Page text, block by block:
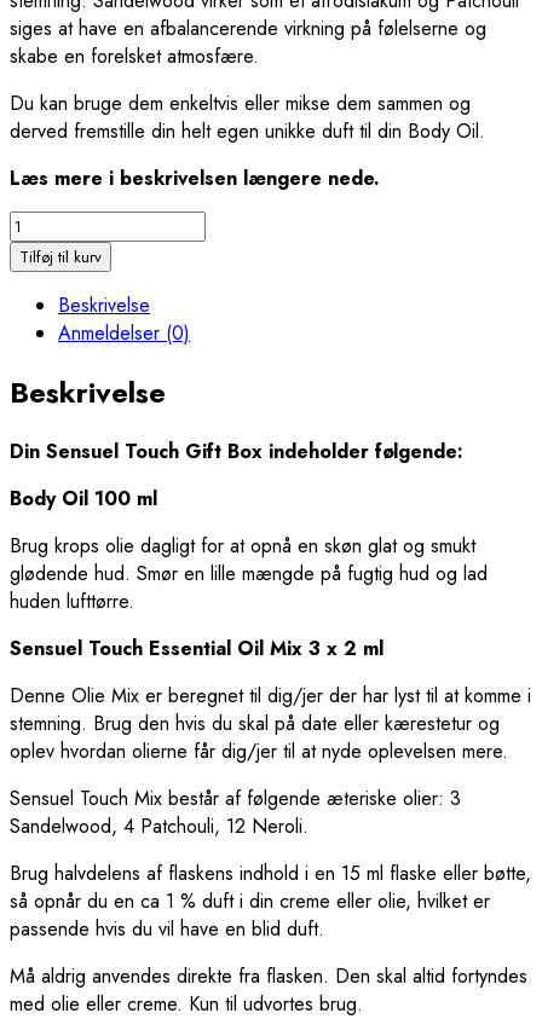
siges at have en afbalancerende virkning på følelserne og
skabe en forelsket atmosfære.
Du kan bruge dem enkeltvis eller mikse dem sammen og
derved fremstille din helt egen unikke duft til din Body Oil.
Læs mere i beskrivelsen længere nede.
Sensuel
Touch
Gift
Box
antal
Tilføj til kurv
Beskrivelse
Anmeldelser (0)
Beskrivelse
Din Sensuel Touch Gift Box indeholder følgende:
Body Oil 100 ml
Brug krops olie dagligt for at opnå en skøn glat og smukt
glødende hud. Smør en lille mængde på fugtig hud og lad
huden lufttørre.
Sensuel Touch Essential Oil Mix 3 x 2 ml
Denne Olie Mix er beregnet til dig/jer der har lyst til at komme i
stemning. Brug den hvis du skal på date eller kærestetur og
oplev hvordan olierne får dig/jer til at nyde oplevelsen mere.
Sensuel Touch Mix består af følgende æteriske olier: 3
Sandelwood, 4 Patchouli, 12 Neroli.
Brug halvdelens af flaskens indhold i en 15 ml flaske eller bøtte,
så opnår du en ca 1 % duft i din creme eller olie, hvilket er
passende hvis du vil have en blid duft.
Må aldrig anvendes direkte fra flasken. Den skal altid fortyndes
med olie eller creme. Kun til udvortes brug.